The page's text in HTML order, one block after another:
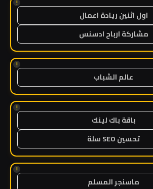
!
اول اثنين ريادة اعمال
مشاركة ارباح ادسنس
!
عالم الشباب
!
باقة باك لينك
تحسين SEO سلة
!
ماسنجر المسلم